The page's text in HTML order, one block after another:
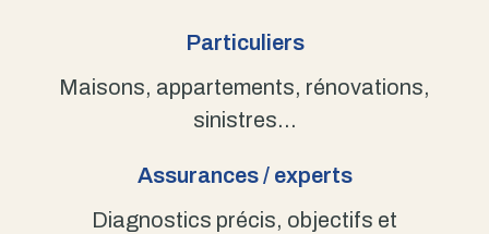
Particuliers
Maisons, appartements, rénovations,
sinistres…
Assurances / experts
Diagnostics précis, objectifs et